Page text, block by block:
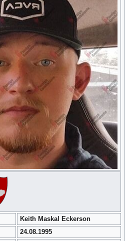
Keith Maskal Eckerson
24.08.1995